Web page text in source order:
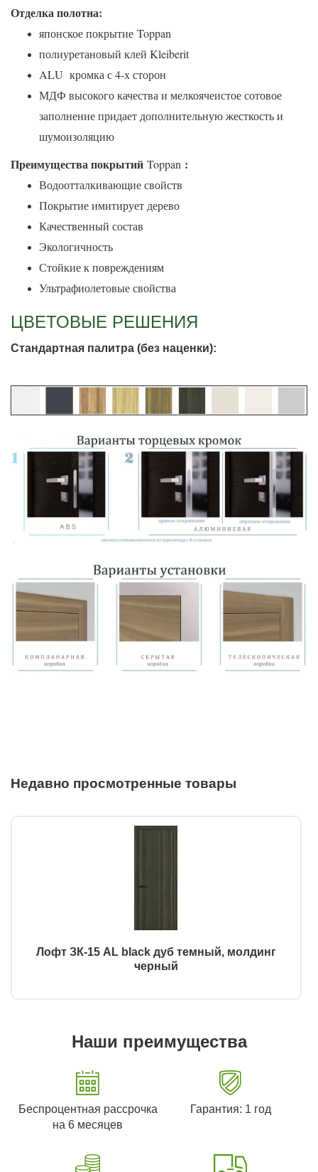
Отделка полотна:
японское покрытие Toppan
полиуретановый клей Kleiberit
ALU кромка с 4-х сторон
МДФ высокого качества и мелкоячеистое сотовое
заполнение придает дополнительную жесткость и
шумоизоляцию
Преимущества покрытий Toppan :
Водоотталкивающие свойств
Покрытие имитирует дерево
Качественный состав
Экологичность
Стойкие к повреждениям
Ультрафиолетовые свойства
ЦВЕТОВЫЕ РЕШЕНИЯ
Стандартная палитра (без наценки):
Недавно просмотренные товары
Лофт ЗК-15 AL black дуб темный, молдинг
черный
Наши преимущества
Беспроцентная рассрочка
на 6 месяцев
Гарантия: 1 год